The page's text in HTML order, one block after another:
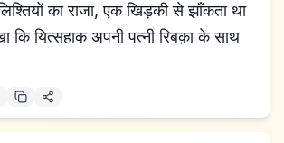
का राजा, एक खिड़की से झाँकता था
यित्सहाक अपनी पत्नी रिबक़ा के साथ